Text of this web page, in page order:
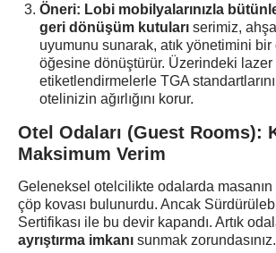
Öneri: Lobi mobilyalarınızla
geri dönüşüm kutuları serimiz,
uyumunu sunarak, atık yönetimini
öğesine dönüştürür. Üzerindeki lazer
etiketlendirmelerle TGA
otelinizin ağırlığını korur.
Otel Odaları (Guest Rooms):
Maksimum Verim
Geleneksel otelcilikte odalarda masanın
çöp kovası bulunurdu. Ancak
Sertifikası ile bu devir kapandı. Artık
ayrıştırma imkanı sunmak zorundasınız.